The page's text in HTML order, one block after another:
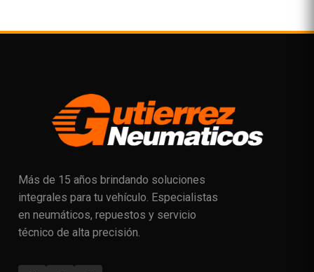
Más de 15 años brindando soluciones
integrales para tu vehículo. Especialistas
en neumáticos, repuestos y servicio
técnico de alta precisión.